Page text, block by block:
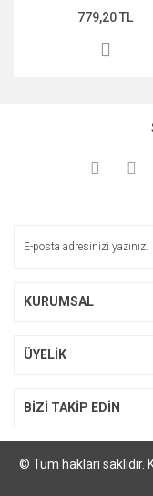
779,20 TL
KURUMSAL
ÜYELİK
BİZİ TAKİP EDİN
© Tüm hakları